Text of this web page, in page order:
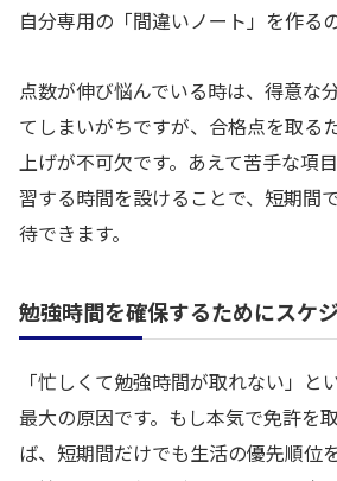
自分専用の「間違いノート」を作る
点数が伸び悩んでいる時は、得意な
てしまいがちですが、合格点を取る
上げが不可欠です。あえて苦手な項
習する時間を設けることで、短期間
待できます。
勉強時間を確保するためにスケ
「忙しくて勉強時間が取れない」と
最大の原因です。もし本気で免許を
ば、短期間だけでも生活の優先順位